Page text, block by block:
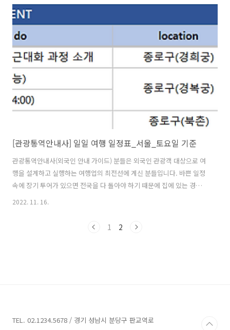
장 중요한 곳이기도 하지만, 근처에 정부청사나 외국계 기업 본사 등이
있어 교통의 요지이기도 하기 때문입니다. 경복궁 후문(원래는 경복궁의
후원)에는 청와대가 자리하고 있어 관광 포인트로 인기가 많습니다. 저는
관광통역안내사라는 국가자격증을 보유하고 있는데, 이 자격증이 있어
야 우리나라에 방문한 외국인 관광객을 안내할 수 있습니다. 궁궐이 필수
관광지이기 때문에..
[관광통역안내사] 일일 여행 일정표_서울_토요일 기준
관광통역안내사(외국인 안내 가이드) 분들은 외국인 관광객 대상으로 여
행을 설계하고 실행하는 여행업의 최전선에 계신 분들입니다. 바쁜 일정
속에 장기 투어가 있으면 전국을 다 돌아야 하기 때문에 집에 있는 경우
보다 밖에 있는 경우가 많은데요. 제가 아는 가이드도 불어로 투어를 하
긁개처럼 수입은 많지만, 여간 피곤한 일이 아니라고 합니다. 저는 주말
2022. 11. 16.
1 2
TEL. 02.1234.5678 / 경기 성남시 분당구 판교역로